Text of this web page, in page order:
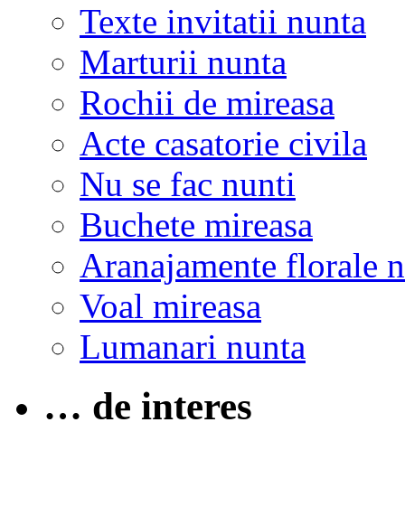
Texte invitatii nunta
Marturii nunta
Rochii de mireasa
Acte casatorie civila
Nu se fac nunti
Buchete mireasa
Aranajamente florale
Voal mireasa
Lumanari nunta
… de interes